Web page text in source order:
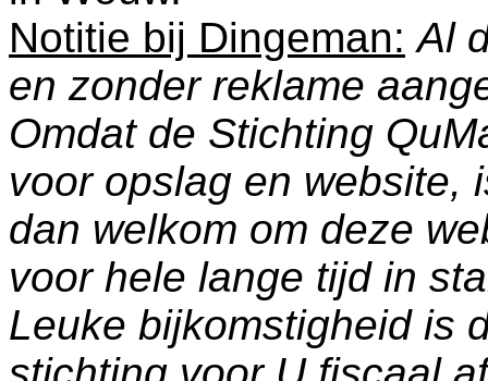
Notitie bij Dingeman: Al
en zonder reklame
Omdat de Stichting
voor opslag en website,
dan welkom om deze
voor hele lange tijd in
Leuke bijkomstigheid is